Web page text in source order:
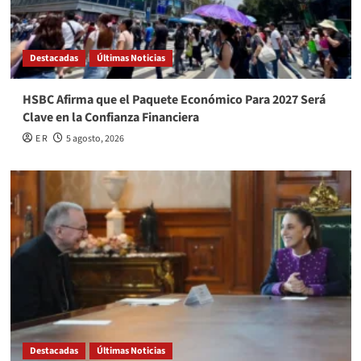
Destacadas Últimas Noticias
HSBC Afirma que el Paquete Económico Para 2027 Será
Clave en la Confianza Financiera
E R 5 agosto, 2026
Destacadas Últimas Noticias